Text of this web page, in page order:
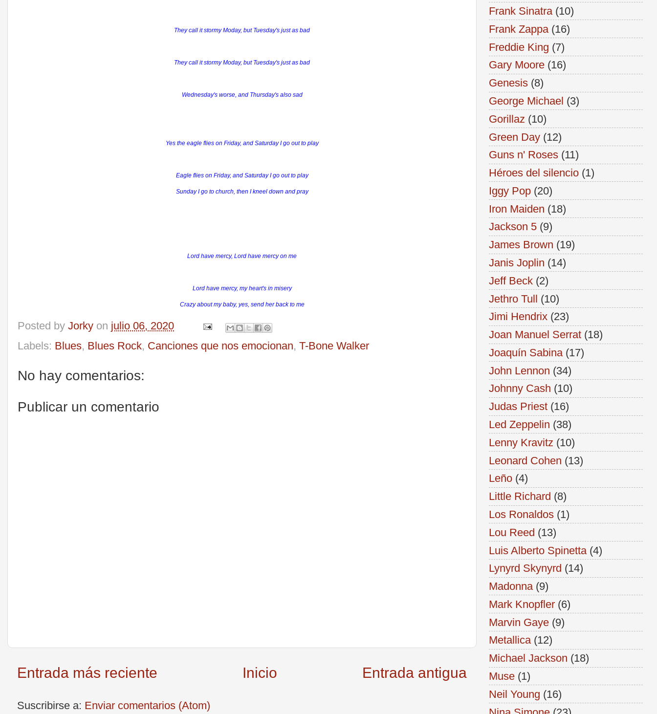
They call it stormy Moday, but Tuesday's just as bad
They call it stormy Moday, but Tuesday's just as bad
Wednesday's worse, and Thursday's also sad
Yes the eagle flies on Friday, and Saturday I go out to play
Eagle flies on Friday, and Saturday I go out to play
Sunday I go to church, then I kneel down and pray
Lord have mercy, Lord have mercy on me
Lord have mercy, my heart's in misery
Crazy about my baby, yes, send her back to me
Posted by Jorky on julio 06, 2020
Labels: Blues, Blues Rock, Canciones que nos emocionan, T-Bone Walker
No hay comentarios:
Publicar un comentario
Entrada más reciente Entrada antigua
Inicio
Suscribirse a: Enviar comentarios (Atom)
Frank Sinatra (10)
Frank Zappa (16)
Freddie King (7)
Gary Moore (16)
Genesis (8)
George Michael (3)
Gorillaz (10)
Green Day (12)
Guns n' Roses (11)
Héroes del silencio (1)
Iggy Pop (20)
Iron Maiden (18)
Jackson 5 (9)
James Brown (19)
Janis Joplin (14)
Jeff Beck (2)
Jethro Tull (10)
Jimi Hendrix (23)
Joan Manuel Serrat (18)
Joaquín Sabina (17)
John Lennon (34)
Johnny Cash (10)
Judas Priest (16)
Led Zeppelin (38)
Lenny Kravitz (10)
Leonard Cohen (13)
Leño (4)
Little Richard (8)
Los Ronaldos (1)
Lou Reed (13)
Luis Alberto Spinetta (4)
Lynyrd Skynyrd (14)
Madonna (9)
Mark Knopfler (6)
Marvin Gaye (9)
Metallica (12)
Michael Jackson (18)
Muse (1)
Neil Young (16)